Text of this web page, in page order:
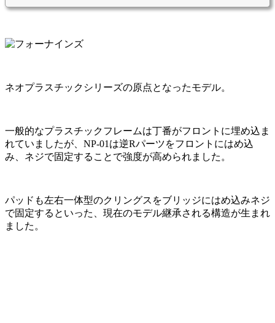
ネオプラスチックシリーズの原点となったモデル。
一般的なプラスチックフレームは丁番がフロントに埋め込ま
れていましたが、NP-01は逆Rパーツをフロントにはめ込
み、ネジで固定することで強度が高められました。
パッドも左右一体型のクリングスをブリッジにはめ込みネジ
で固定するといった、現在のモデル継承される構造が生まれ
ました。